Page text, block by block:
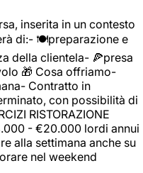
inserita in un contesto
di:- 🍽️preparazione e
della clientela- 🍕presa
🎁 Cosa offriamo-
Contratto in
con possibilità di
RISTORAZIONE
- €20.000 lordi annui
alla settimana anche su
nel weekend